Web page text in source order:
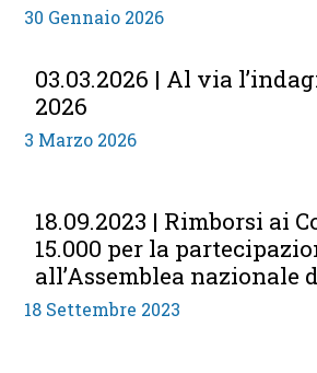
30 Gennaio 2026
03.03.2026 | Al via
2026
3 Marzo 2026
18.09.2023 | Rimborsi ai
15.000 per la
all’Assemblea nazionale
18 Settembre 2023